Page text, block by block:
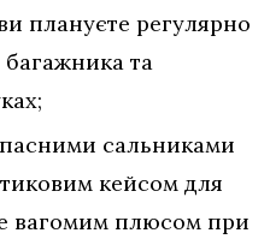
плануєте регулярно
багажника та
сальниками
кейсом для
вагомим плюсом при